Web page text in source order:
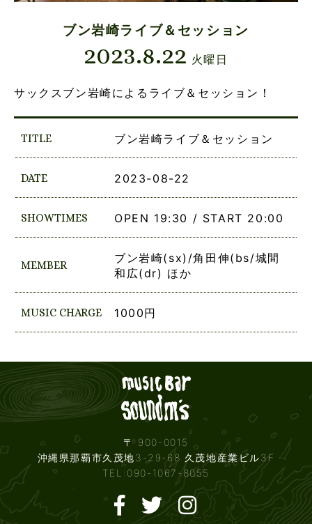
ブン岩崎ライブ＆セッション
2023.8.22 火曜日
サックスブン岩崎によるライブ＆セッション！
TITLE ブン岩崎ライブ＆セッション
DATE 2023-08-22
SHOWTIMES OPEN 19:30 / START 20:00
MEMBER
ブン岩崎(sx)/角田伸(bs/城間
和広(dr) ほか
MUSIC CHARGE 1000円
〒 900-0015
沖縄県那覇市久茂地3-29-68 久茂地産業ビル3F
TEL:090-1067-8055